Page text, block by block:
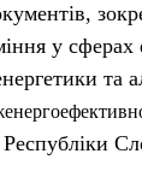
у сферах
та